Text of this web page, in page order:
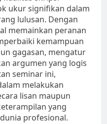
ukur signifikan dalam
lulusan. Dengan
memainkan peranan
kemampuan
gagasan, mengatur
argumen yang logis
seminar ini,
melakukan
lisan maupun
yang
profesional.